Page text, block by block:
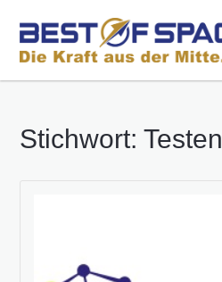
Stichwort: Testen